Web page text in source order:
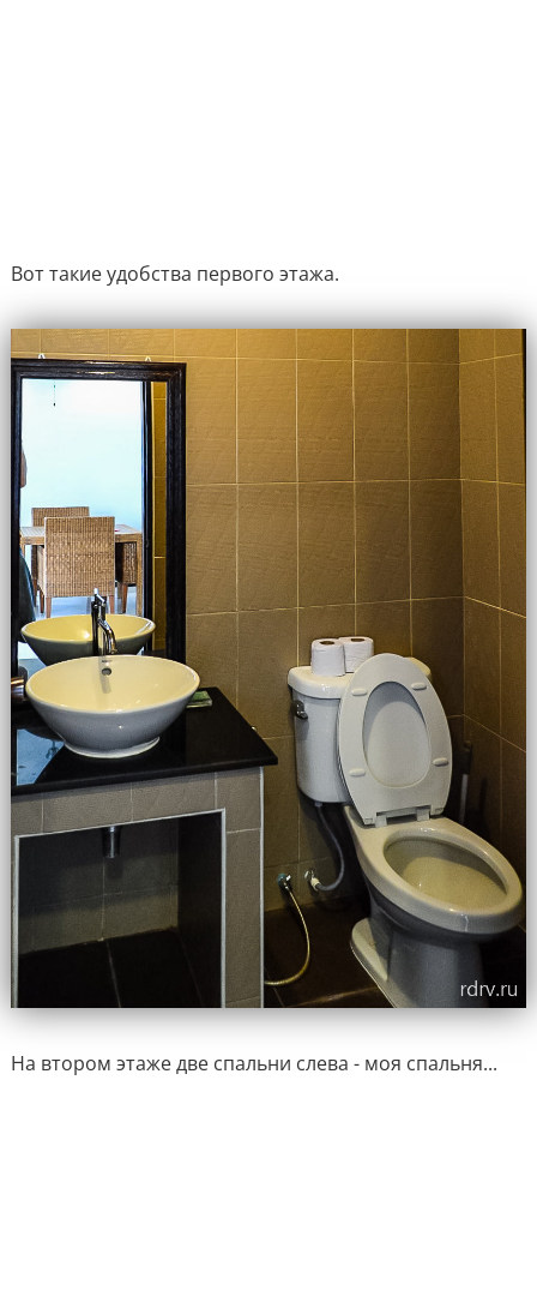
Вот такие удобства первого этажа.
На втором этаже две спальни слева - моя спальня...